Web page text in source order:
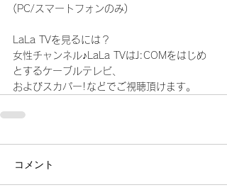
(PC/スマートフォンのみ)
LaLa TVを見るには？
女性チャンネル♪LaLa TVはJ:COMをはじめ
とするケーブルテレビ、
およびスカパー!などでご視聴頂けます。
コメント